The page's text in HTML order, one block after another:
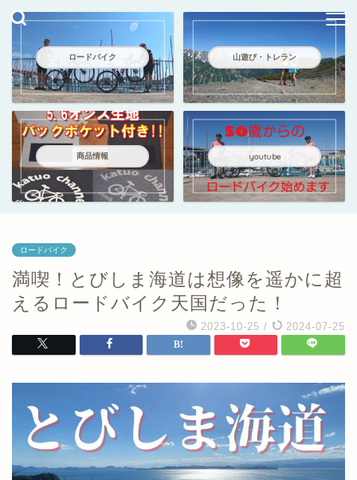
ロードバイク 山遊び・トレラン
商品情報 youtube
ロードバイク
満喫！とびしま海道は想像を遥かに超
えるロードバイク天国だった！
2023-10-25 / 2024-07-25